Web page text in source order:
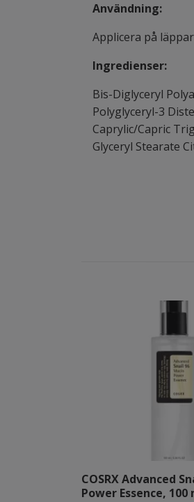
Användning:
Applicera på
Ingredienser:
Bis-Diglyceryl
Polyglyceryl-3
Caprylic/Capric
Glyceryl Stearate
COSRX Advanced
Power Essence, 100